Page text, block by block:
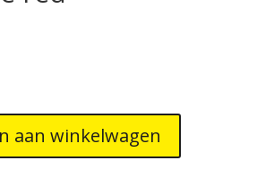
aan winkelwagen